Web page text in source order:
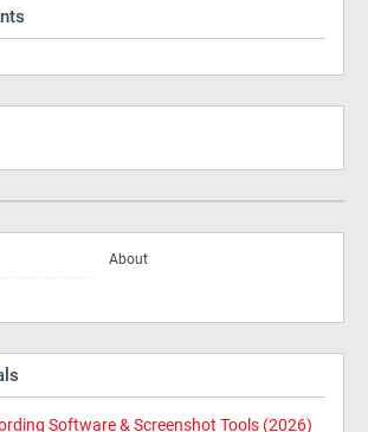
About
Software & Screenshot Tools (2026)